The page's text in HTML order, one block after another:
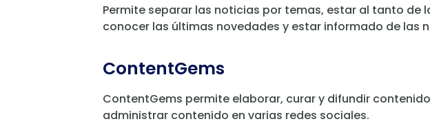
Permite separar las noticias por temas, estar al tanto
conocer las últimas novedades y estar informado de las
ContentGems
ContentGems permite elaborar, curar y difundir
administrar contenido en varias redes sociales.